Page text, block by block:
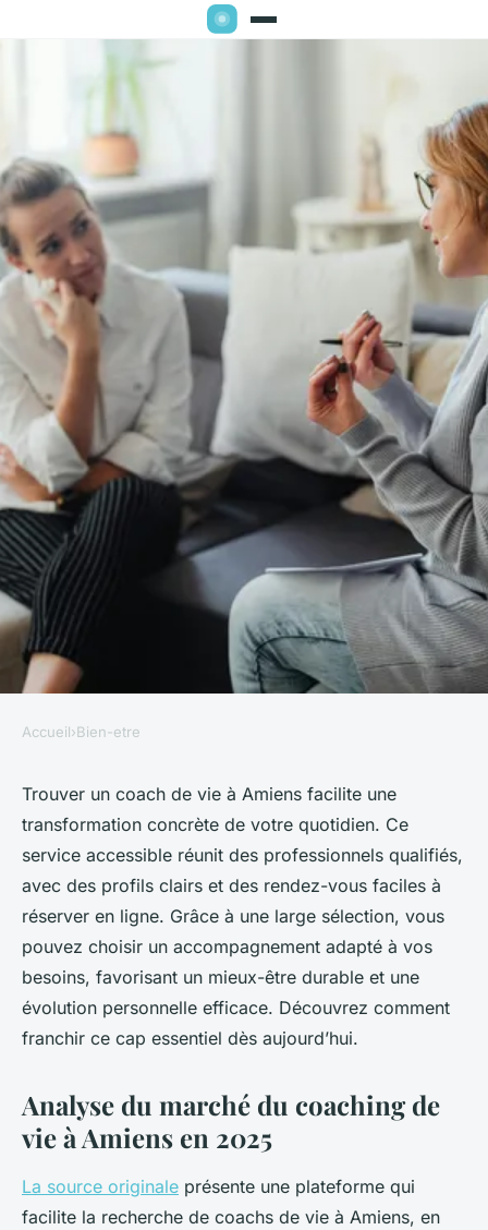
Découvrez le coaching de vie à
amiens pour transformer votre
quotidien
Julia•22 septembre 2025• 6 min de lecture
Accueil›Bien-etre
Trouver un coach de vie à Amiens facilite une
transformation concrète de votre quotidien. Ce
service accessible réunit des professionnels qualifiés,
avec des profils clairs et des rendez-vous faciles à
réserver en ligne. Grâce à une large sélection, vous
pouvez choisir un accompagnement adapté à vos
besoins, favorisant un mieux-être durable et une
évolution personnelle efficace. Découvrez comment
franchir ce cap essentiel dès aujourd’hui.
Analyse du marché du coaching de
vie à Amiens en 2025
La source originale présente une plateforme qui
facilite la recherche de coachs de vie à Amiens, en